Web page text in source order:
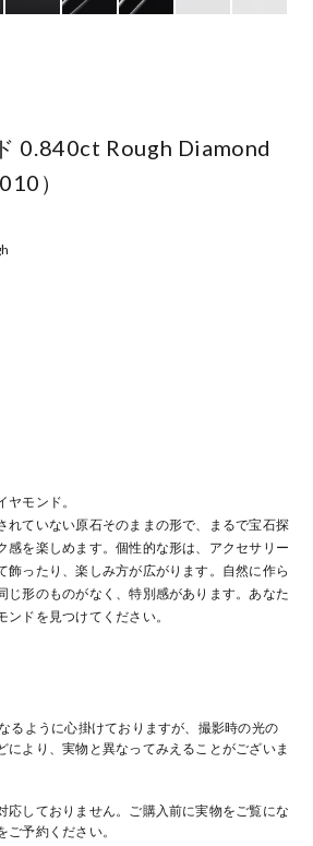
0.840ct Rough Diamond
）
モンド。
れていない原石そのままの形で、まるで宝石探
感を楽しめます。個性的な形は、アクセサリー
飾ったり、楽しみ方が広がります。自然に作ら
じ形のものがなく、特別感があります。あなた
ドを見つけてください。
るように心掛けておりますが、撮影時の光の
により、実物と異なってみえることがございま
しておりません。ご購入前に実物をご覧にな
予約ください。